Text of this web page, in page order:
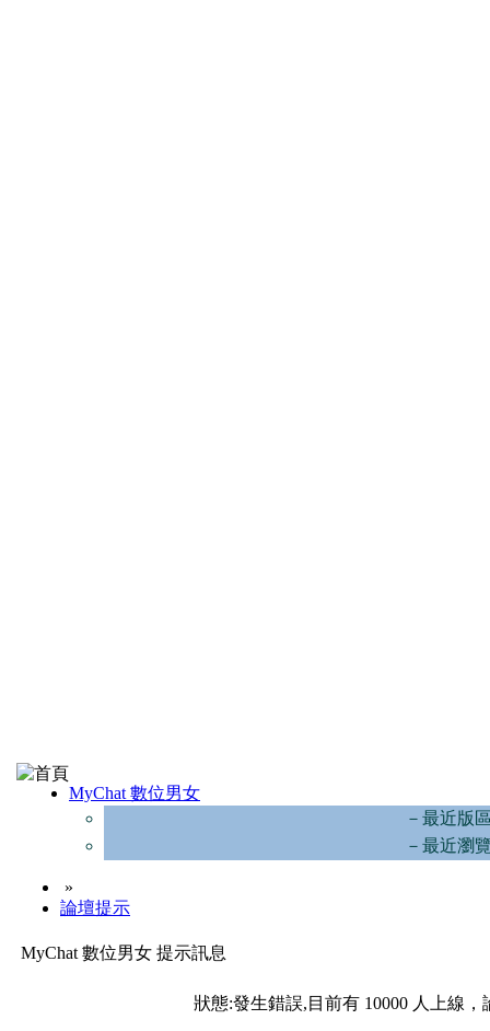
MyChat 數位男女
－最近版
－最近瀏
»
論壇提示
MyChat 數位男女 提示訊息
狀態:發生錯誤,目前有 10000 人上線